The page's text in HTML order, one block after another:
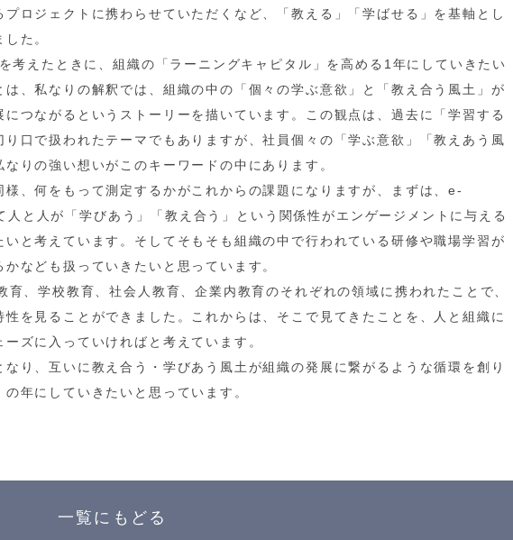
ロジェクトに携わらせていただくなど、「教える」「学ばせる」を基軸とし
た。
考えたときに、組織の「ラーニングキャピタル」を高める1年にしていきたい
、私なりの解釈では、組織の中の「個々の学ぶ意欲」と「教え合う風土」が
つながるというストーリーを描いています。この観点は、過去に「学習する
口で扱われたテーマでもありますが、社員個々の「学ぶ意欲」「教えあう風
りの強い想いがこのキーワードの中にあります。
、何をもって測定するかがこれからの課題になりますが、まずは、e-
と人が「学びあう」「教え合う」という関係性がエンゲージメントに与える
と考えています。そしてそもそも組織の中で行われている研修や職場学習が
なども扱っていきたいと思っています。
、学校教育、社会人教育、企業内教育のそれぞれの領域に携われたことで、
を見ることができました。これからは、そこで見てきたことを、人と組織に
ズに入っていければと考えています。
り、互いに教え合う・学びあう風土が組織の発展に繋がるような循環を創り
年にしていきたいと思っています。
一覧にもどる